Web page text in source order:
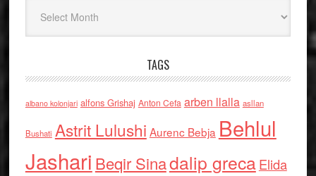
TAGS
albano kolonjari alfons Grishaj Anton Cefa arben llalla asllan
Bushati Astrit Lulushi Aurenc Bebja Behlul
Jashari Beqir Sinadalip grecaElida